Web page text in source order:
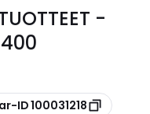
-
ID 100031218